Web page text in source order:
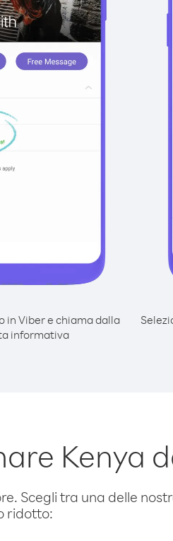
in Viber e chiama dalla
informativa
Kenya
Scegli tra una delle
ridotto: